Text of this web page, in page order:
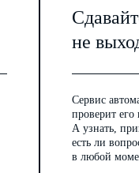
не
Сервис
проверит
А узнать,
есть ли
в любой